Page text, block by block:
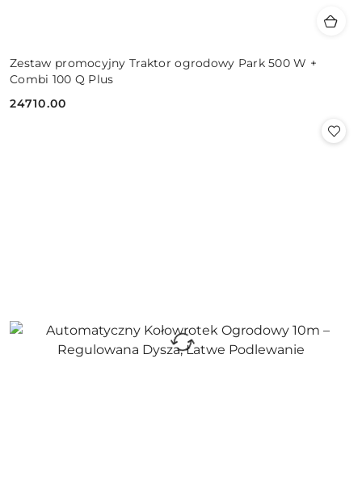
Zestaw promocyjny Traktor ogrodowy Park 500 W +
Combi 100 Q Plus
Cena:
24710.00